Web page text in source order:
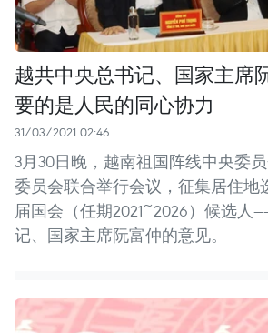
越共中央总书记、国家主席
要的是人民的同心协力
31/03/2021 02:46
3月30日晚，越南祖国阵线中央委
委员会联合举行会议，征集居住地
届国会（任期2021~2026）候选人
记、国家主席阮富仲的意见。